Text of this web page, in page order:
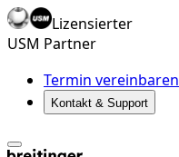
Lizensierter
USM Partner
Termin vereinbaren
Kontakt & Support